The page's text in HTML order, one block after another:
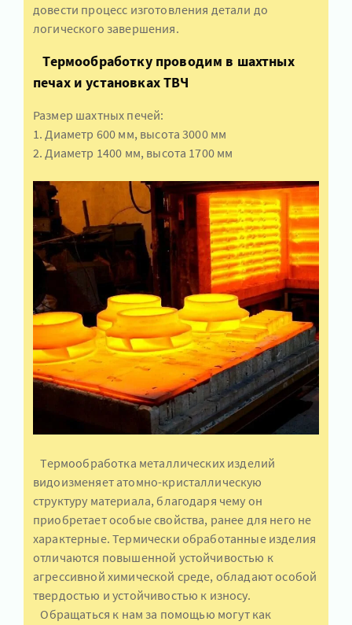
довести процесс изготовления детали до
логического завершения.
Термообработку проводим в шахтных
печах и установках ТВЧ
Размер шахтных печей:
1. Диаметр 600 мм, высота 3000 мм
​​​​​​​2. Диаметр 1400 мм, высота 1700 мм
Термообработка металлических изделий
видоизменяет атомно-кристаллическую
структуру материала, благодаря чему он
приобретает особые свойства, ранее для него не
характерные. Термически обработанные изделия
отличаются повышенной устойчивостью к
агрессивной химической среде, обладают особой
твердостью и устойчивостью к износу.
Обращаться к нам за помощью могут как